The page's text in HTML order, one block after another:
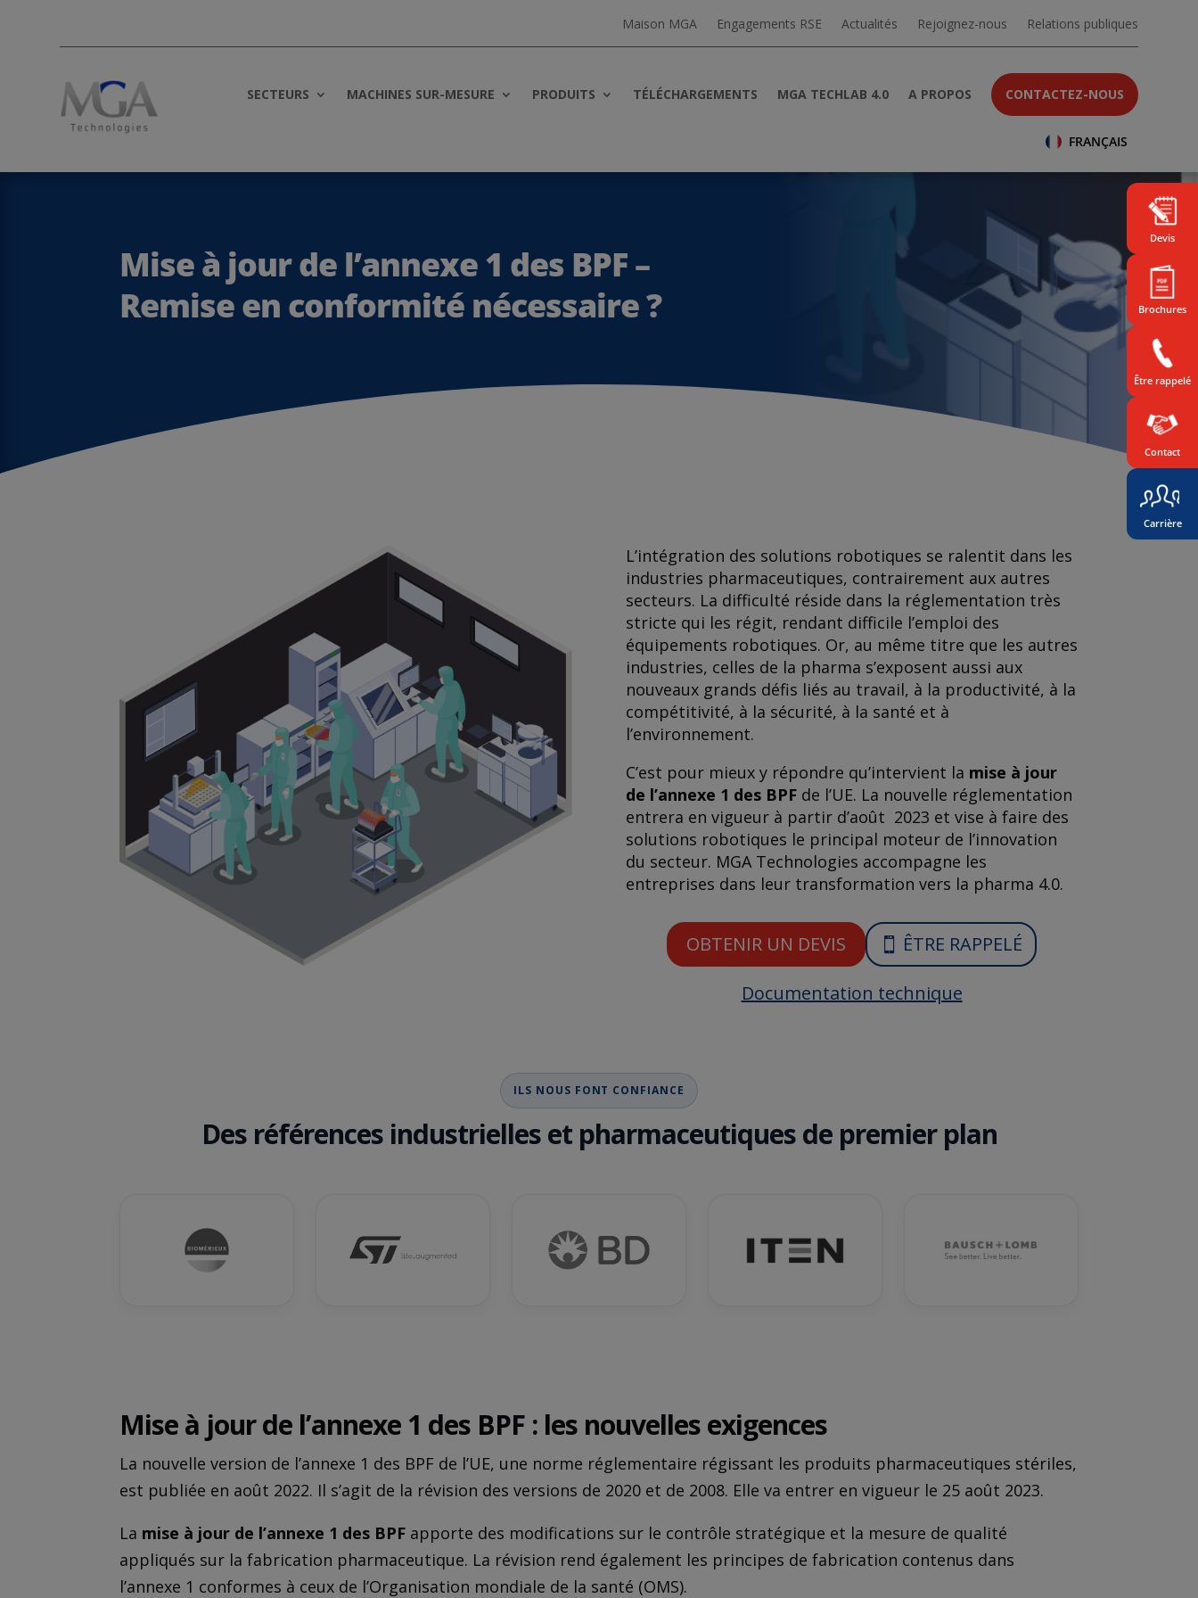
Maison MGA Engagements RSE Actualités Rejoignez-nous Relations publiques
SECTEURS MACHINES SUR-MESURE PRODUITS TÉLÉCHARGEMENTS MGA TECHLAB 4.0 A PROPOS CONTACTEZ-NOUS
FRANÇAIS
Mise à jour de l’annexe 1 des BPF –
Remise en conformité nécessaire ?
L’intégration des solutions robotiques se ralentit dans les
industries pharmaceutiques, contrairement aux autres
secteurs. La difficulté réside dans la réglementation très
stricte qui les régit, rendant difficile l’emploi des
équipements robotiques. Or, au même titre que les autres
industries, celles de la pharma s’exposent aussi aux
nouveaux grands défis liés au travail, à la productivité, à la
compétitivité, à la sécurité, à la santé et à
l’environnement.
C’est pour mieux y répondre qu’intervient la mise à jour
de l’annexe 1 des BPFde l’UE. La nouvelle réglementation
entrera en vigueur à partir d’août 2023 et vise à faire des
solutions robotiques le principal moteur de l’innovation
du secteur. MGA Technologies accompagne les
entreprises dans leur transformation vers la pharma 4.0.
OBTENIR UN DEVIS ÊTRE RAPPELÉ
Documentation technique
ILS NOUS FONT CONFIANCE
Des références industrielles et pharmaceutiques de premier plan
Mise à jour de l’annexe 1 des BPF : les nouvelles exigences
La nouvelle version de l’annexe 1 des BPF de l’UE, une norme réglementaire régissant les produits pharmaceutiques stériles,
est publiée en août 2022. Il s’agit de la révision des versions de 2020 et de 2008. Elle va entrer en vigueur le 25 août 2023.
La mise à jour de l’annexe 1 des BPF apporte des modifications sur le contrôle stratégique et la mesure de qualité
appliqués sur la fabrication pharmaceutique. La révision rend également les principes de fabrication contenus dans
l’annexe 1 conformes à ceux de l’Organisation mondiale de la santé (OMS).
Devis
Brochures
Être rappelé
Contact
Carrière